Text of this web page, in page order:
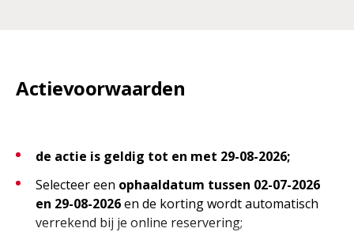
Actievoorwaarden
de actie is geldig tot en met 29-08-2026;
Selecteer een ophaaldatum tussen 02-07-2026
en 29-08-2026en de korting wordt automatisch
verrekend bij je online reservering;